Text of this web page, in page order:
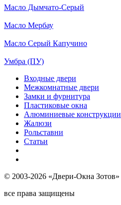
Масло Дымчато-Серый
Масло Мербау
Масло Серый Капучино
Умбра (ПУ)
Входные двери
Межкомнатные двери
Замки и фурнитура
Пластиковые окна
Алюминиевые конструкции
Жалюзи
Рольставни
Статьи
© 2003-2026 «Двери-Окна Зотов»
все права защищены